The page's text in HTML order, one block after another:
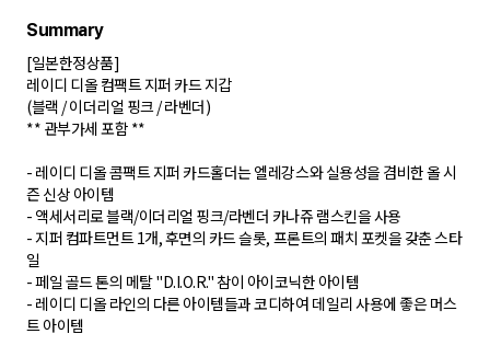
Summary
[일본한정상품]
레이디 디올 컴팩트 지퍼 카드 지갑
(블랙 / 이더리얼 핑크 / 라벤더)
** 관부가세 포함 **
- 레이디 디올 콤팩트 지퍼 카드홀더는 엘레강스와 실용성을 겸비한 올 시
즌 신상 아이템
- 액세서리로 블랙/이더리얼 핑크/라벤더 카나쥬 램스킨을 사용
- 지퍼 컴파트먼트 1개, 후면의 카드 슬롯, 프론트의 패치 포켓을 갖춘 스타
일
- 페일 골드 톤의 메탈 "D.I.O.R." 참이 아이코닉한 아이템
- 레이디 디올 라인의 다른 아이템들과 코디하여 데일리 사용에 좋은 머스
트 아이템